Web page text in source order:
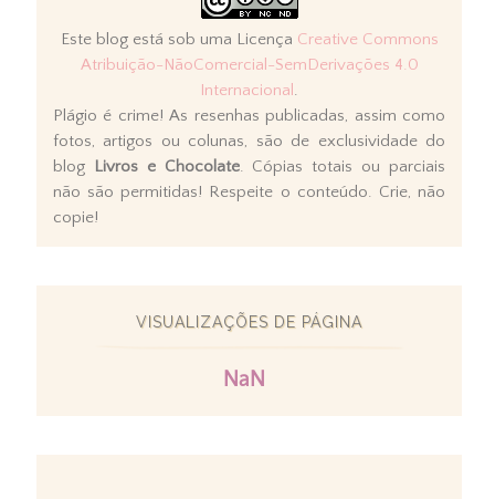
Este blog está sob uma Licença Creative Commons
Atribuição-NãoComercial-SemDerivações 4.0
Internacional .
Plágio é crime! As resenhas publicadas, assim como
fotos, artigos ou colunas, são de exclusividade do
blog Livros e Chocolate. Cópias totais ou parciais
não são permitidas! Respeite o conteúdo. Crie, não
copie!
VISUALIZAÇÕES DE PÁGINA
NaN